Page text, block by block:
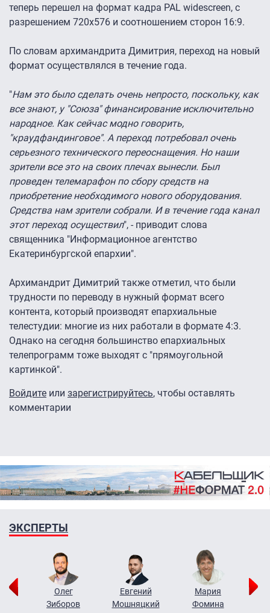
теперь перешел на формат кадра PAL widescreen, с
разрешением 720х576 и соотношением сторон 16:9.
По словам архимандрита Димитрия, переход на новый
формат осуществлялся в течение года.
"Нам это было сделать очень непросто, поскольку, как
все знают, у "Союза" финансирование исключительно
народное. Как сейчас модно говорить,
"краудфандинговое". А переход потребовал очень
серьезного технического переоснащения. Но наши
зрители все это на своих плечах вынесли. Был
проведен телемарафон по сбору средств на
приобретение необходимого нового оборудования.
Средства нам зрители собрали. И в течение года канал
этот переход осуществил", - приводит слова
священника "Информационное агентство
Екатеринбургской епархии".
Архимандрит Димитрий также отметил, что были
трудности по переводу в нужный формат всего
контента, который производят епархиальные
телестудии: многие из них работали в формате 4:3.
Однако на сегодня большинство епархиальных
телепрограмм тоже выходят с "прямоугольной
картинкой".
Войдите или зарегистрируйтесь, чтобы оставлять
комментарии
ЭКСПЕРТЫ
Олег
Зиборов
Евгений
Мошняцкий
Мария
Фомина